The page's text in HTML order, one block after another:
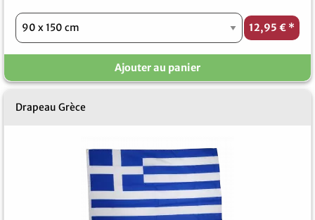
12,95 € *
Ajouter au panier
Drapeau Grèce